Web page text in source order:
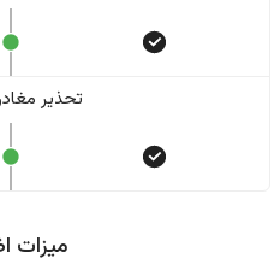
تحذير
ميزات